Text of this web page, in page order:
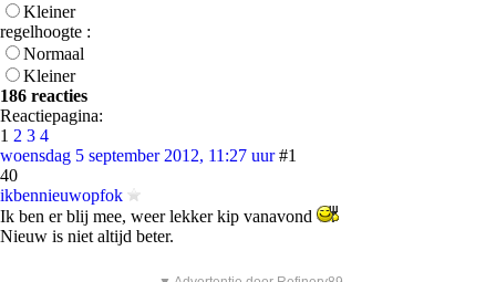
Kleiner
regelhoogte :
Normaal
Kleiner
186 reacties
Reactiepagina:
1 2 3 4
woensdag 5 september 2012, 11:27 uur #1
40
ikbennieuwopfok
Ik ben er blij mee, weer lekker kip vanavond
Nieuw is niet altijd beter.